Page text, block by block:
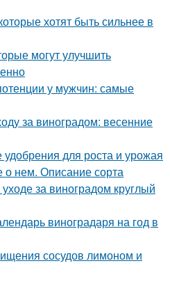
хотят быть сильнее в
могут улучшить
у мужчин: самые
за виноградом: весенние
для роста и урожая
о нем. Описание сорта
за виноградом круглый
виноградаря на год в
сосудов лимоном и